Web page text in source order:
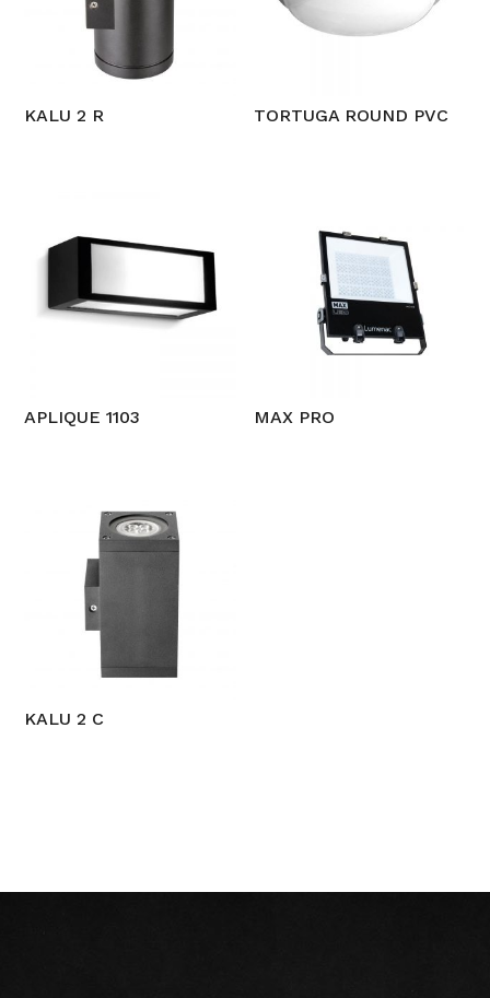
KALU 2 R TORTUGA ROUND PVC
APLIQUE 1103 MAX PRO
KALU 2 C